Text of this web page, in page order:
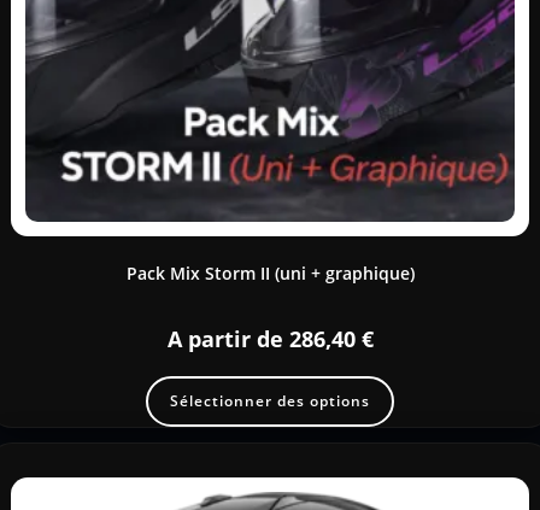
Pack Mix Storm II (uni + graphique)
A partir de 286,40 €
Sélectionner des options